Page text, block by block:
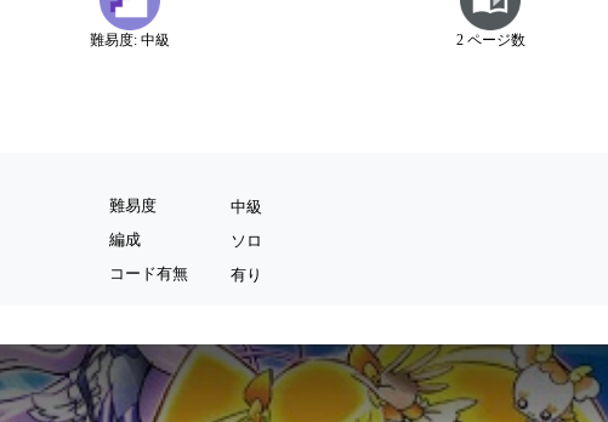
難易度: 中級 2 ページ数
難易度
中級
編成
ソロ
コード有無 有り